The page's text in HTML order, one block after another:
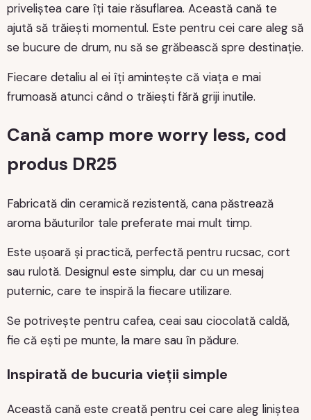
priveliștea care îți taie răsuflarea. Această cană te
ajută să trăiești momentul. Este pentru cei care aleg să
se bucure de drum, nu să se grăbească spre destinație.
Fiecare detaliu al ei îți amintește că viața e mai
frumoasă atunci când o trăiești fără griji inutile.
Cană camp more worry less, cod
produs DR25
Fabricată din ceramică rezistentă, cana păstrează
aroma băuturilor tale preferate mai mult timp.
Este ușoară și practică, perfectă pentru rucsac, cort
sau rulotă. Designul este simplu, dar cu un mesaj
puternic, care te inspiră la fiecare utilizare.
Se potrivește pentru cafea, ceai sau ciocolată caldă,
fie că ești pe munte, la mare sau în pădure.
Inspirată de bucuria vieții simple
Această cană este creată pentru cei care aleg liniștea